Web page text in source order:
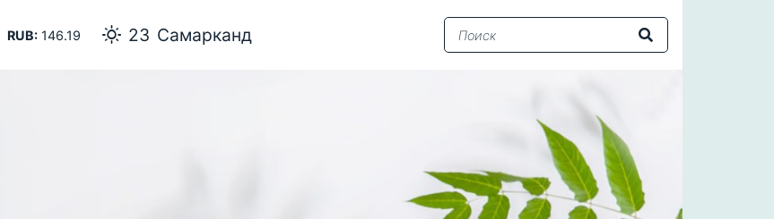
RUB:146.19 23 Самарканд